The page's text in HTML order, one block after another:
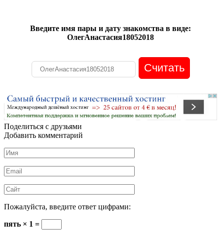
Введите имя пары и дату знакомства в виде:
ОлегАнастасия18052018
Поделиться с друзьями
Добавить комментарий
Имя
*
Email
*
Сайт
Пожалуйста, введите ответ цифрами:
пять × 1 =